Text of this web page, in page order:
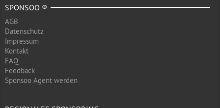
SPONSOO ®
AGB
Datenschutz
Impressum
Kontakt
FAQ
Feedback
Sponsoo Agent werden